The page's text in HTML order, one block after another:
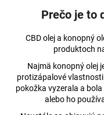
Prečo je to
CBD olej a konopný
produktoch
Najmä konopný olej
protizápalové
pokožka vyzerala a
alebo ho
s